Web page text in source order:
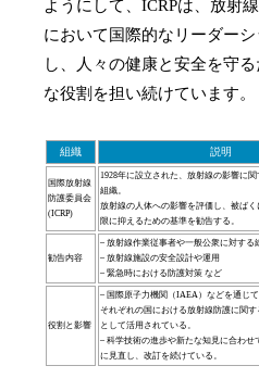
ようにして、ICRPは、放射
において国際的なリーダー
し、人々の健康と安全を守
な役割を担い続けています。
組織 説明
国際放射線
防護委員会
(ICRP)
1928年に設立された、放射線の影響に
組織。
放射線の人体への影響を評価し、被ば
限に抑えるための基準を勧告する。
勧告内容
– 放射線作業従事者や一般公衆に対する
– 放射線施設の安全設計や運用
– 緊急時における防護対策 など
役割と影響
– 国際原子力機関（IAEA）などを通じて
それぞれの国における放射線防護に関
として活用されている。
– 科学技術の進歩や新たな知見に合わせ
に見直し、改訂を続けている。